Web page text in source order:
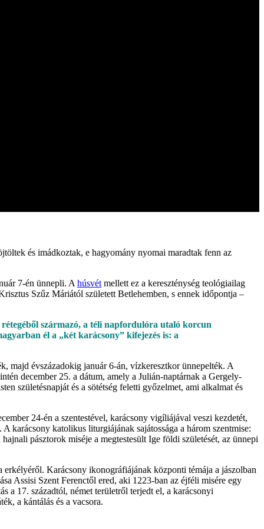
és imádkoztak, e hagyomány nyomai maradtak fenn az
7-én ünnepli. A húsvét mellett ez a kereszténység teológiailag
Szűz Máriától született Betlehemben, s ennek időpontja –
rétegéből származó, a téli napfordulóra utaló korcun
él a „két karácsony” kifejezés is: a
majd évszázadokig január 6-án, vízkeresztkor ünnepelték. A
december 25. a dátum, amely a Julián-naptárnak a Gergely-
születésnapját és a sötétség feletti győzelmet, ami alkalmat és
24-én a szentestével, karácsony vigíliájával veszi kezdetét,
karácsony katolikus liturgiájának sajátossága a három szentmise:
pásztorok miséje a megtestesült Ige földi születését, az ünnepi
Karácsony ikonográfiájának központi témája a jászolban
Assisi Szent Ferenctől ered, aki 1223-ban az éjféli misére egy
a 17. századtól, német területről terjedt el, a karácsonyi
a kántálás és a vacsora.